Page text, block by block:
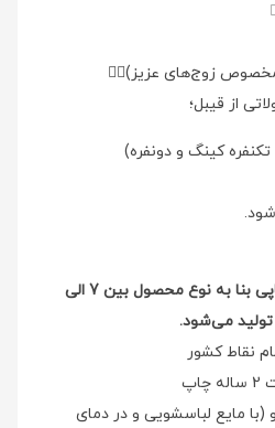
زوج‌های عزیز)👉🏻
از قیبل؛
تکنفره کینگ و دونفره)
تمام محصولات چاپی بنا به نوع محصول بین 7 الی
نقاط کشور
(با مایع لباسشویی و در دمای